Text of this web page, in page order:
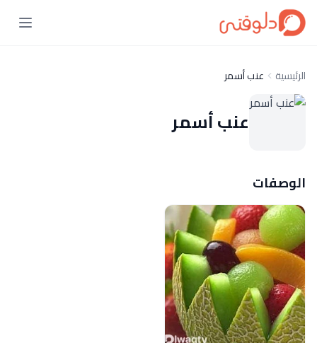
الرئيسية عنب أسمر
عنب أسمر
الوصفات